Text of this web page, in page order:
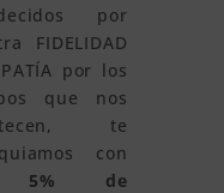
por
FIDELIDAD
por los
que nos
te
con
5% de